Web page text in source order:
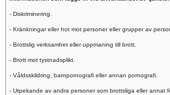
- Diskriminering.
- Kränkningar eller hot mot personer eller grupper av
- Brottslig verksamhet eller uppmaning till brott.
- Brott mot tystnadsplikt.
- Våldsskildring, barnpornografi eller annan pornografi.
- Utpekande av andra personer som brottsliga eller annat